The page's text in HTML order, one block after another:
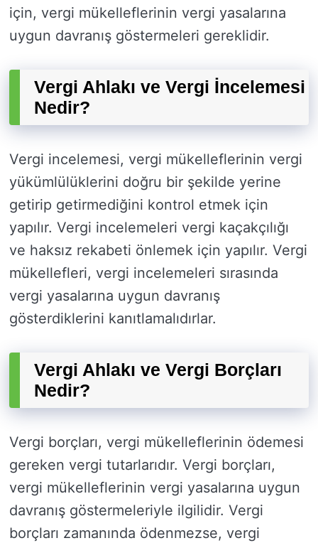
için, vergi mükelleflerinin vergi yasalarına
uygun davranış göstermeleri gereklidir.
Vergi Ahlakı ve Vergi İncelemesi
Nedir?
Vergi incelemesi, vergi mükelleflerinin vergi
yükümlülüklerini doğru bir şekilde yerine
getirip getirmediğini kontrol etmek için
yapılır. Vergi incelemeleri vergi kaçakçılığı
ve haksız rekabeti önlemek için yapılır. Vergi
mükellefleri, vergi incelemeleri sırasında
vergi yasalarına uygun davranış
gösterdiklerini kanıtlamalıdırlar.
Vergi Ahlakı ve Vergi Borçları
Nedir?
Vergi borçları, vergi mükelleflerinin ödemesi
gereken vergi tutarlarıdır. Vergi borçları,
vergi mükelleflerinin vergi yasalarına uygun
davranış göstermeleriyle ilgilidir. Vergi
borçları zamanında ödenmezse, vergi